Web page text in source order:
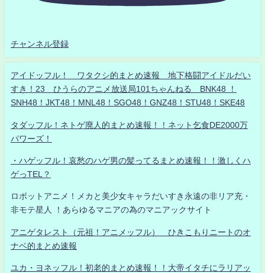
チャンネル登録
アイドッフル！ ワタクシ的まとめ速報 地下格闘アイドルだい
すき！23 ひうらのアニメ放送局101ちゃんねる BNK48 ！
SNH48！JKT48！MNL48！SGO48！GNZ48！STU48！SKE48
タダッフル！ネトゲ廃人的まとめ速報！！ネット乞食DE2000万
パワーズ！
・ハゲッフル！哀愁のハゲ男の髪ってるまとめ速報！！激しくハ
ゲっTEL？
ロボットアニメ！メカと美少女キャラだいすき永遠の非リア充・
非モテ星人 ！あらゆるマニアの為のマニアックサイト
アニゲタレスト（元祖！アニメッフル） ひきこもりニートのオ
ナベ的まとめ速報
ユカ・ヨネッフル！初老的まとめ速報！！大帝イタチにラリアッ